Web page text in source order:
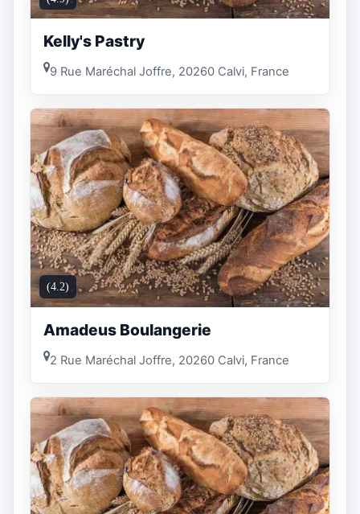
Kelly's Pastry
9 Rue Maréchal Joffre, 20260 Calvi, France
(4.2)
Amadeus Boulangerie
2 Rue Maréchal Joffre, 20260 Calvi, France